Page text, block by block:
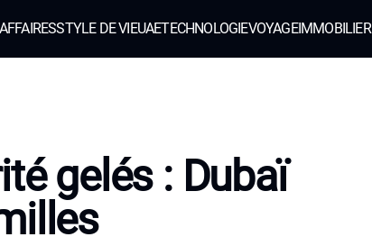
AFFAIRESSTYLE DE VIEUAETECHNOLOGIEVOYAGEIMMOBILIER
gelés : Dubaï